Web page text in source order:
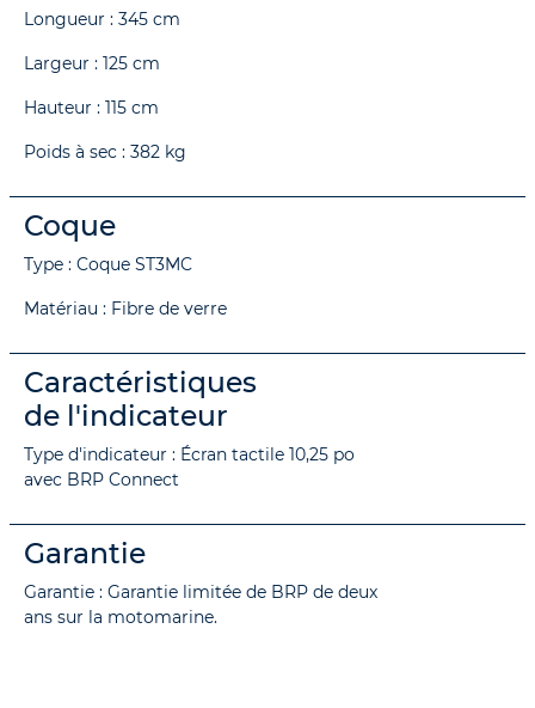
Longueur : 345 cm
Largeur : 125 cm
Hauteur : 115 cm
Poids à sec : 382 kg
Coque
Type : Coque ST3MC
Matériau : Fibre de verre
Caractéristiques
de l'indicateur
Type d'indicateur : Écran tactile 10,25 po
avec BRP Connect
Garantie
Garantie : Garantie limitée de BRP de deux
ans sur la motomarine.